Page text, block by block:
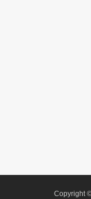
Copyright